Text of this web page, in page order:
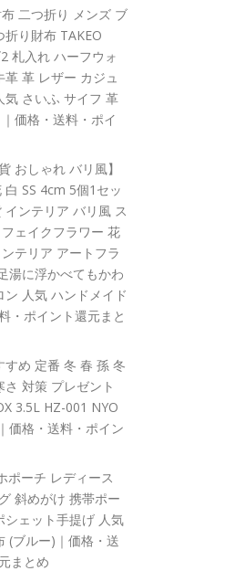
二つ折り メンズ ブ
り財布 TAKEO
札入れ ハーフウォ
革 革 レザー カジュ
気 さいふ サイフ 革
価格・送料・ポイ
おしゃれ バリ風】
SS 4cm 5個1セッ
インテリア バリ風 ス
ェイクフラワー 花
テリア アートフラ
湯に浮かべてもかわ
ン 人気 ハンドメイド
・ポイント還元まと
すめ 定番 冬 春 孫 冬
対策 プレゼント
3.5L HZ-001 NYO
価格・送料・ポイン
ポーチ レディース
斜めがけ 携帯ポー
シェット手提げ 人気
(ブルー)｜価格・送
まとめ